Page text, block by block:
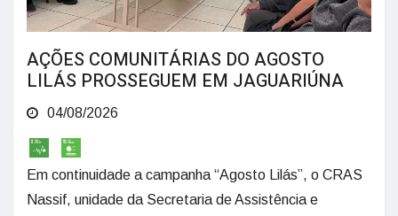
AÇÕES COMUNITÁRIAS DO AGOSTO
LILÁS PROSSEGUEM EM JAGUARIÚNA
04/08/2026
Em continuidade a campanha “Agosto Lilás”, o CRAS
Nassif, unidade da Secretaria de Assistência e